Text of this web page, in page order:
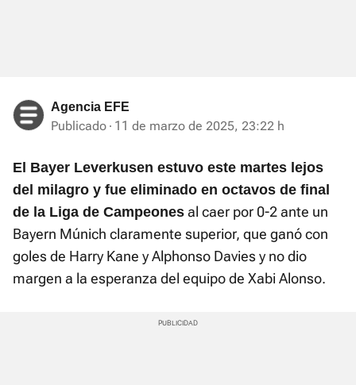
Agencia EFE
Publicado 11 de marzo de 2025, 23:22 h
El Bayer Leverkusen estuvo este martes lejos
del milagro y fue eliminado en octavos de final
de la Liga de Campeones al caer por 0-2 ante un
Bayern Múnich claramente superior, que ganó con
goles de Harry Kane y Alphonso Davies y no dio
margen a la esperanza del equipo de Xabi Alonso.